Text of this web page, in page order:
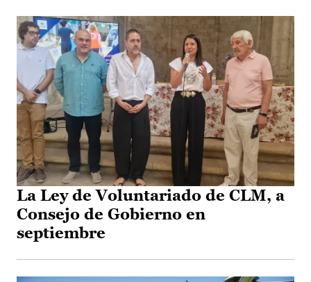
La Ley de Voluntariado de CLM, a
Consejo de Gobierno en
septiembre